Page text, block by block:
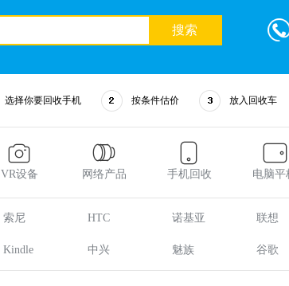
放入回收车
按条件估价
选择你要回收手机
VR设备 网络产品 手机回收 电脑平
索尼 HTC 诺基亚 联想
Kindle 中兴 魅族 谷歌